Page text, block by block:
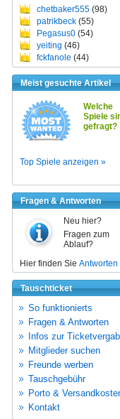
chetbaker555 (98)
patrikbeck (55)
Pegasus0 (54)
yeiting (46)
fckfanole (44)
Meist gesuchte Artikel
Welche
Spiele
gefragt?
Top Spiele anzeigen »
Fragen & Antworten
Neu hier?
Fragen zum
Ablauf?
Hier finden Sie Antworten
Tauschticket
So funktionierts
Fragen & Antworten
Infos zur
Mitglieder suchen
Freunde werben
Tauschgebühr
Porto &
Kontakt